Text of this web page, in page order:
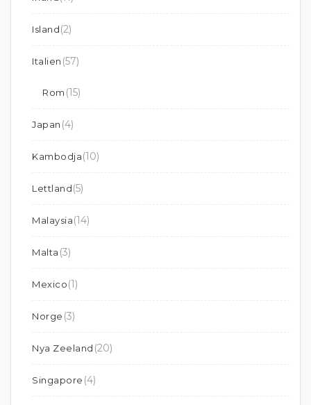
Island(2)
Italien (57)
Rom (15)
Japan (4)
Kambodja(10)
Lettland(5)
Malaysia(14)
Malta (3)
Mexico(1)
Norge (3)
Nya Zeeland (20)
Singapore (4)